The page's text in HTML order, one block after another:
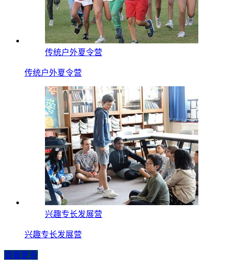
传统户外夏令营
传统户外夏令营
兴趣专长发展营
兴趣专长发展营
查看更多